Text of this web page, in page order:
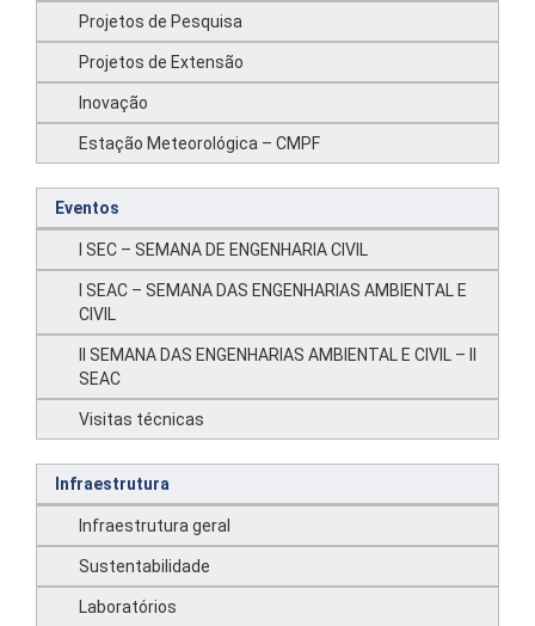
Projetos de Pesquisa
Projetos de Extensão
Inovação
Estação Meteorológica – CMPF
Eventos
I SEC – SEMANA DE ENGENHARIA CIVIL
I SEAC – SEMANA DAS ENGENHARIAS AMBIENTAL E
CIVIL
II SEMANA DAS ENGENHARIAS AMBIENTAL E CIVIL – II
SEAC
Visitas técnicas
Infraestrutura
Infraestrutura geral
Sustentabilidade
Laboratórios